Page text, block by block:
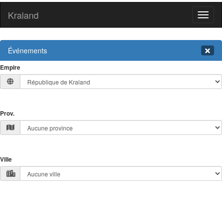
Kraland
Événements
Empire
Prov.
Ville